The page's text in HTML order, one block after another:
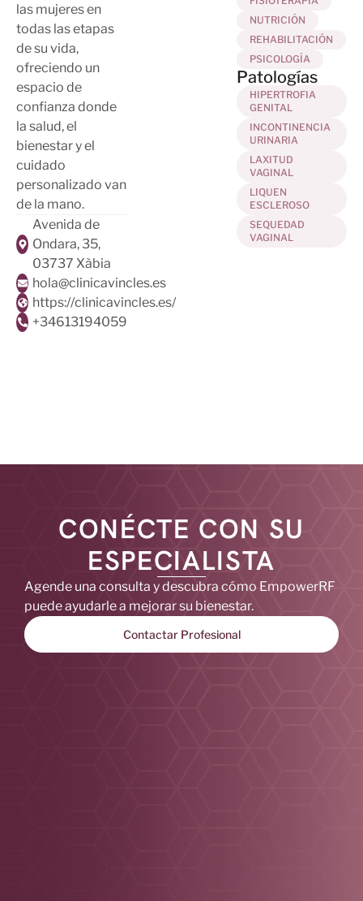
las mujeres en
todas las etapas
de su vida,
ofreciendo un
espacio de
confianza donde
la salud, el
bienestar y el
cuidado
personalizado van
de la mano.
Avenida de
Ondara, 35,
03737 Xàbia
hola@clinicavincles.es
https://clinicavincles.es/
+34613194059
NUTRICIÓN
REHABILITACIÓN
PSICOLOGÍA
Patologías
HIPERTROFIA
GENITAL
INCONTINENCIA
URINARIA
LAXITUD
VAGINAL
LIQUEN
ESCLEROSO
SEQUEDAD
VAGINAL
CONÉCTE CON SU
ESPECIALISTA
Agende una consulta y descubra cómo EmpowerRF
puede ayudarle a mejorar su bienestar.
Contactar Profesional